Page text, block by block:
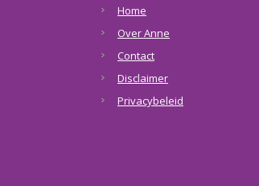
Home
Over Anne
Contact
Disclaimer
Privacybeleid